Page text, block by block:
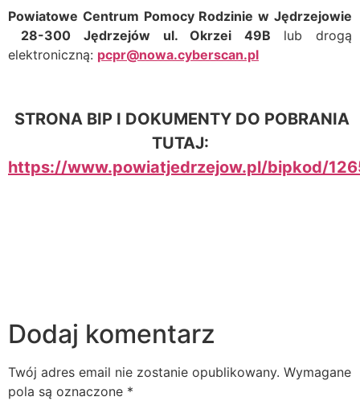
Powiatowe Centrum Pomocy Rodzinie w Jędrzejowie
28-300 Jędrzejów ul. Okrzei 49B lub drogą
elektroniczną: pcpr@nowa.cyberscan.pl
STRONA BIP I DOKUMENTY DO POBRANIA
TUTAJ:
https://www.powiatjedrzejow.pl/bipkod/
Dodaj komentarz
Twój adres email nie zostanie opublikowany. Wymagane
pola są oznaczone *